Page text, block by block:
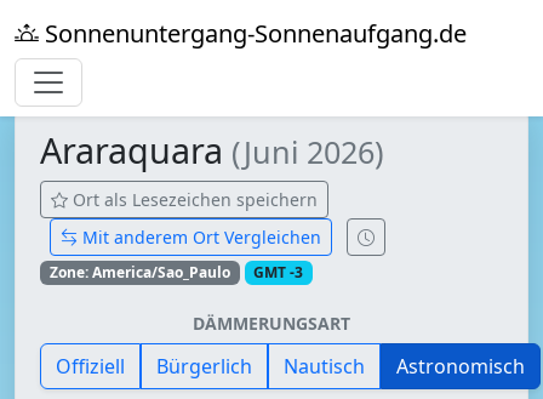
Sonnenuntergang-Sonnenaufgang.de
Araraquara (Juni 2026)
Ort als Lesezeichen speichern
Mit anderem Ort Vergleichen
Zone: America/Sao_Paulo GMT -3
DÄMMERUNGSART
Offiziell Bürgerlich Nautisch Astronomisch